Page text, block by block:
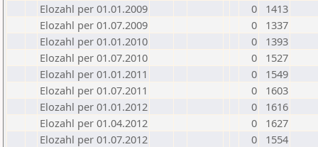
Elozahl per 01.01.2009
0
1413
Elozahl per 01.07.2009
0
1337
Elozahl per 01.01.2010
0
1393
Elozahl per 01.07.2010
0
1527
Elozahl per 01.01.2011
0
1549
Elozahl per 01.07.2011
0
1603
Elozahl per 01.01.2012
0
1616
Elozahl per 01.04.2012
0
1627
Elozahl per 01.07.2012
0
1554